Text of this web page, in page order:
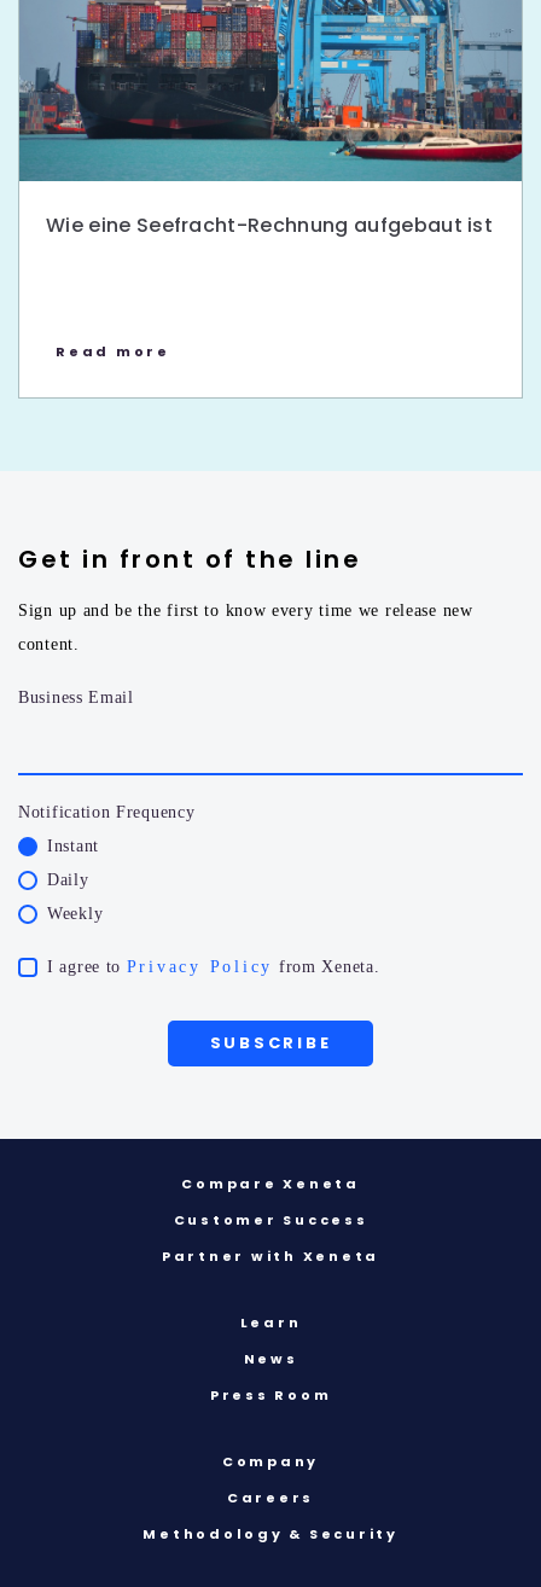
Wie eine Seefracht-Rechnung aufgebaut ist
Read more
Business Email
Notification Frequency
Instant
Daily
Weekly
I agree to Privacy Policy from Xeneta.
Get in front of the line
Sign up and be the first to know every time we release new
content.
Compare Xeneta
Customer Success
Partner with Xeneta
Learn
News
Press Room
Company
Careers
Methodology & Security